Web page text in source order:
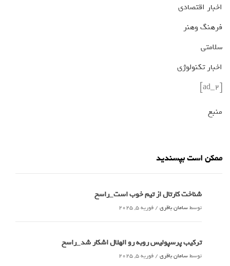
اخبار اقتصادی
فرهنگ وهنر
سلامتی
اخبار تکنولوژی
[ad_2]
منبع
ممکن است بپسندید
شناخت کارتال از تیم خوب است_راسخ
توسطسامان باقری / فوریه 5, 2025
ترکیب پرسپولیس روبه رو الهلال اشکار شد_راسخ
توسطسامان باقری / فوریه 5, 2025